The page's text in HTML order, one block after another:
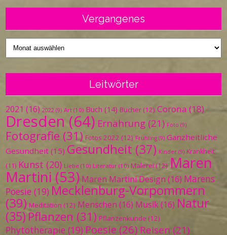
Vergangenes
Vergangenes
Leitwörter
2021 (16) 2022 (9) Art (10) Buch (14) Bücher (12) Corona (18)
Dresden (64) Ernährung (21) Foto (9)
Fotografie (31) Fotos 2022 (12) Frühling (9) Ganzheitliche
Gesundheit (15) Gesundheit (37) Kinder (9) Krankheit
(11) Kunst (20) Liebe (10) Literatur (10) Malerei (12) Maren
Martini (53) Maren Martini Design (16) Marens
Poesie (19) Mecklenburg-Vorpommern
(39) Meditation (12) Menschen (16) Musik(16) Natur
(35) Pflanzen (31) Pflanzenkunde (12)
Phytotherapie (19) Poesie (26) Reisen (21)